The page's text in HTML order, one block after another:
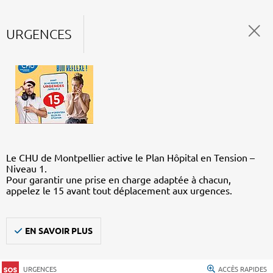
URGENCES
Le CHU de Montpellier active le Plan Hôpital en Tension –
Niveau 1.
Pour garantir une prise en charge adaptée à chacun,
appelez le 15 avant tout déplacement aux urgences.
EN SAVOIR PLUS
URGENCES ACCÈS RAPIDES